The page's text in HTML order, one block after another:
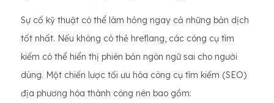
Sự cố kỹ thuật có thể làm hỏng ngay cả những bản dịch
tốt nhất. Nếu không có thẻ hreflang, các công cụ tìm
kiếm có thể hiển thị phiên bản ngôn ngữ sai cho người
dùng. Một chiến lược tối ưu hóa công cụ tìm kiếm (SEO)
địa phương hóa thành công nên bao gồm: